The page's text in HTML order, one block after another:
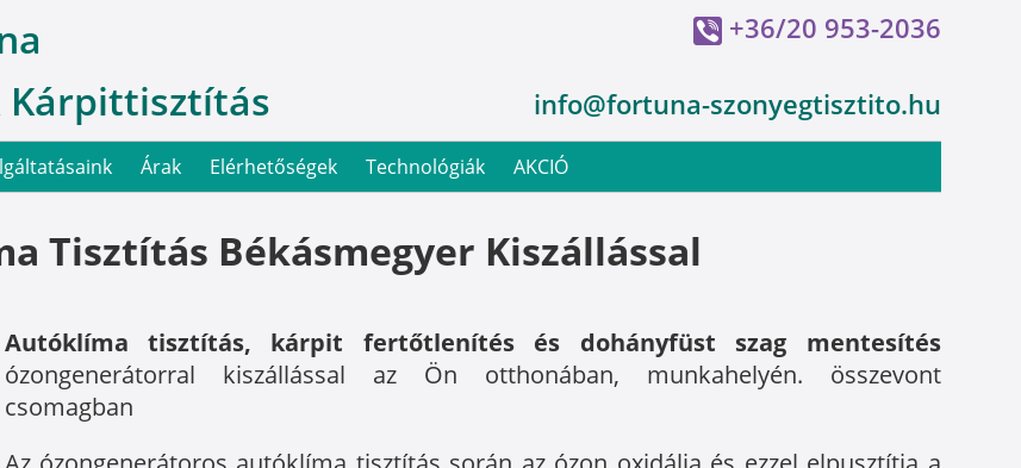
Kárpittisztítás
+36/20 953-2036
info@fortuna-szonyegtisztito.hu
Árak Elérhetőségek Technológiák AKCIÓ
Tisztítás Békásmegyer Kiszállással
Autóklíma tisztítás, kárpit fertőtlenítés és dohányfüst szag mentesítés
ózongenerátorral kiszállással az Ön otthonában, munkahelyén. összevont
csomagban